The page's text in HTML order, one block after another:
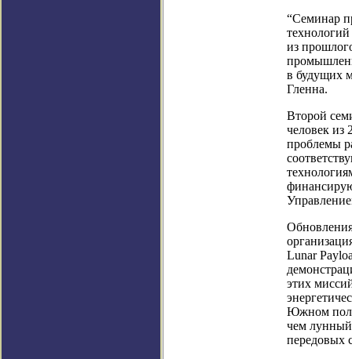
“Семинар
из
в будущих
Гленна.
Второй
человек из
проблемы
Lunar
этих
Южном
чем лунный
передовых